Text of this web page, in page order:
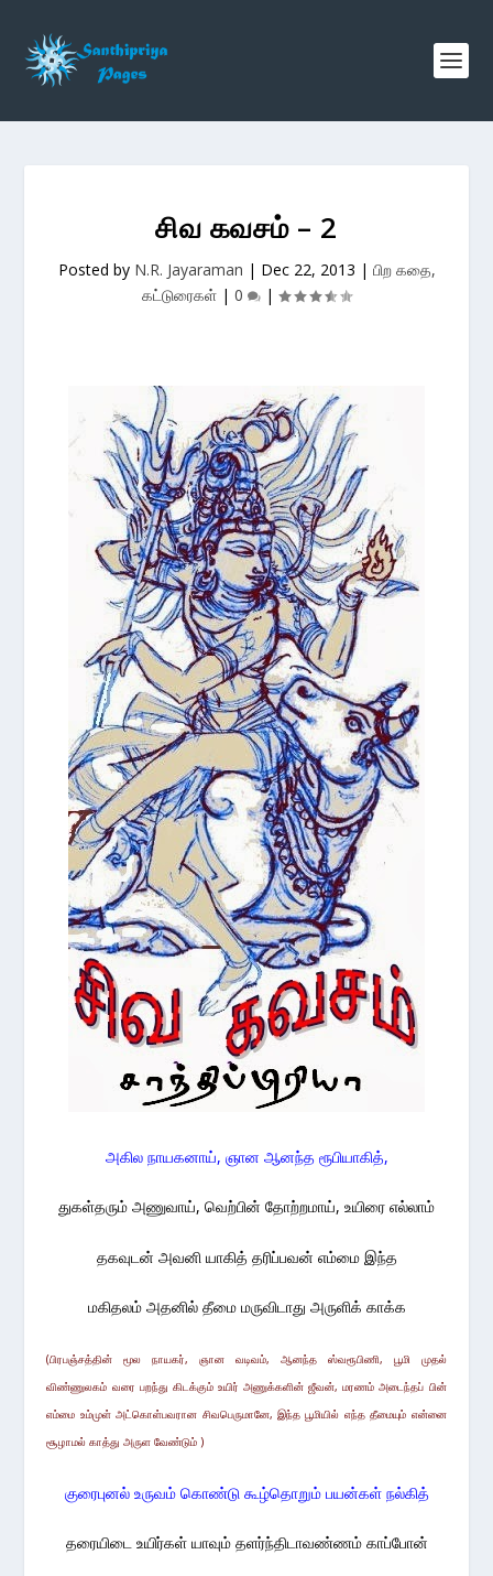
சிவ கவசம் – 2
Posted by N.R. Jayaraman | Dec 22, 2013 | பிற கதை,
கட்டுரைகள் | 0 |
அகில நாயகனாய், ஞான ஆனந்த ரூபியாகித்,
துகள்தரும் அணுவாய், வெற்பின் தோற்றமாய், உயிரை எல்லாம்
தகவுடன் அவனி யாகித் தரிப்பவன் எம்மை இந்த
மகிதலம் அதனில் தீமை மருவிடாது அருளிக் காக்க
(பிரபஞ்சத்தின் மூல நாயகர், ஞான வடிவம், ஆனந்த ஸ்வரூபிணி, பூமி முதல்
விண்ணுலகம் வரை பறந்து கிடக்கும் உயிர் அணுக்களின் ஜீவன், மரணம் அடைந்தப் பின்
எம்மை உம்முள் அட்கொள்பவரான சிவபெருமானே, இந்த பூமியில் எந்த தீமையும் என்னை
சூழாமல் காத்து அருள வேண்டும் )
குரைபுனல் உருவம் கொண்டு கூழ்தொறும் பயன்கள் நல்கித்
தரையிடை உயிர்கள் யாவும் தளர்ந்திடாவண்ணம் காப்போன்